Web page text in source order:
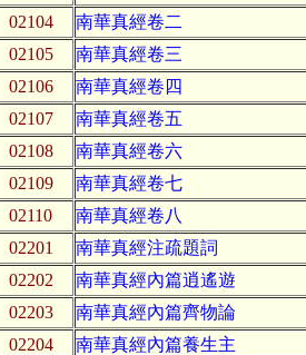
02104
南華真經卷二
02105
南華真經卷三
02106
南華真經卷四
02107
南華真經卷五
02108
南華真經卷六
02109
南華真經卷七
02110
南華真經卷八
02201
南華真經注疏題詞
02202
南華真經內篇逍遙遊
02203
南華真經內篇齊物論
02204
南華真經內篇養生主